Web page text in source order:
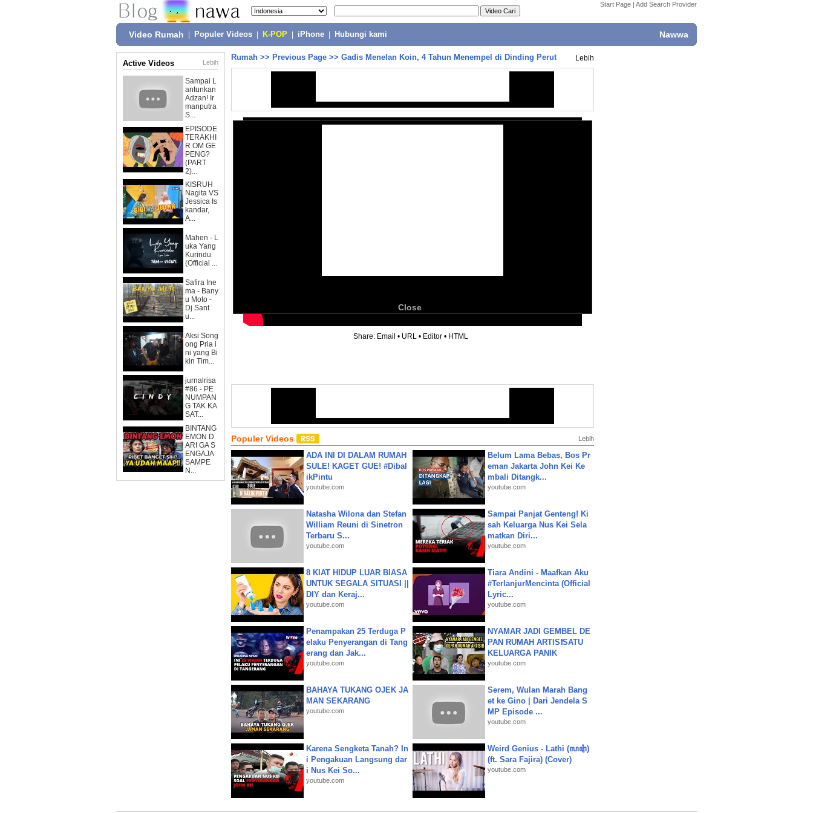
Start Page | Add Search Provider
Video Rumah Populer Videos K-POP iPhone Hubungi kami Nawwa
Active Videos Lebih
Sampai L
antunkan
Adzan! Ir
manputra
S...
EPISODE
TERAKHI
R OM GE
PENG?
(PART
2)...
KISRUH
Nagita VS
Jessica Is
kandar,
A...
Mahen - L
uka Yang
Kurindu
(Official ...
Safira Ine
ma - Bany
u Moto -
Dj Sant
u...
Aksi Song
ong Pria i
ni yang Bi
kin Tim...
jurnalrisa
#86 - PE
NUMPAN
G TAK KA
SAT...
BINTANG
EMON D
ARI GA S
ENGAJA
SAMPE
N...
Rumah >> Previous Page >> Gadis Menelan Koin, 4 Tahun Menempel di Dinding Perut Lebih
Close
Share: Email • URL • Editor • HTML
Populer Videos Lebih
ADA INI DI DALAM RUMAH
SULE! KAGET GUE! #Dibal
ikPintu
youtube.com
Belum Lama Bebas, Bos Pr
eman Jakarta John Kei Ke
mbali Ditangk...
youtube.com
Natasha Wilona dan Stefan
William Reuni di Sinetron
Terbaru S...
youtube.com
Sampai Panjat Genteng! Ki
sah Keluarga Nus Kei Sela
matkan Diri...
youtube.com
8 KIAT HIDUP LUAR BIASA
UNTUK SEGALA SITUASI ||
DIY dan Keraj...
youtube.com
Tiara Andini - Maafkan Aku
#TerlanjurMencinta (Official
Lyric...
youtube.com
Penampakan 25 Terduga P
elaku Penyerangan di Tang
erang dan Jak...
youtube.com
NYAMAR JADI GEMBEL DE
PAN RUMAH ARTIS❗SATU
KELUARGA PANIK
youtube.com
BAHAYA TUKANG OJEK JA
MAN SEKARANG
youtube.com
Serem, Wulan Marah Bang
et ke Gino | Dari Jendela S
MP Episode ...
youtube.com
Karena Sengketa Tanah? In
i Pengakuan Langsung dar
i Nus Kei So...
youtube.com
Weird Genius - Lathi (ꦭꦛꦶ)
(ft. Sara Fajira) (Cover)
youtube.com